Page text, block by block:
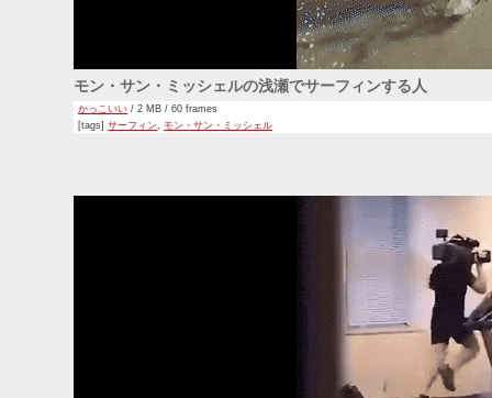
モン・サン・ミッシェルの浅瀬でサーフィンする人
かっこいい / 2 MB / 60 frames
[tags]サーフィン ,モン・サン・ミッシェル